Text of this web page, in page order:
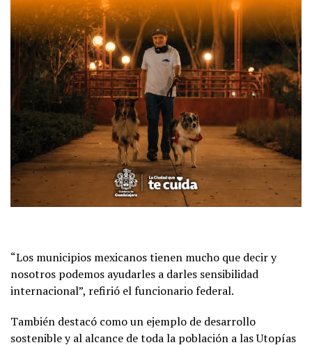
“Los municipios mexicanos tienen mucho que decir y
nosotros podemos ayudarles a darles sensibilidad
internacional”, refirió el funcionario federal.
También destacó como un ejemplo de desarrollo
sostenible y al alcance de toda la población a las Utopías